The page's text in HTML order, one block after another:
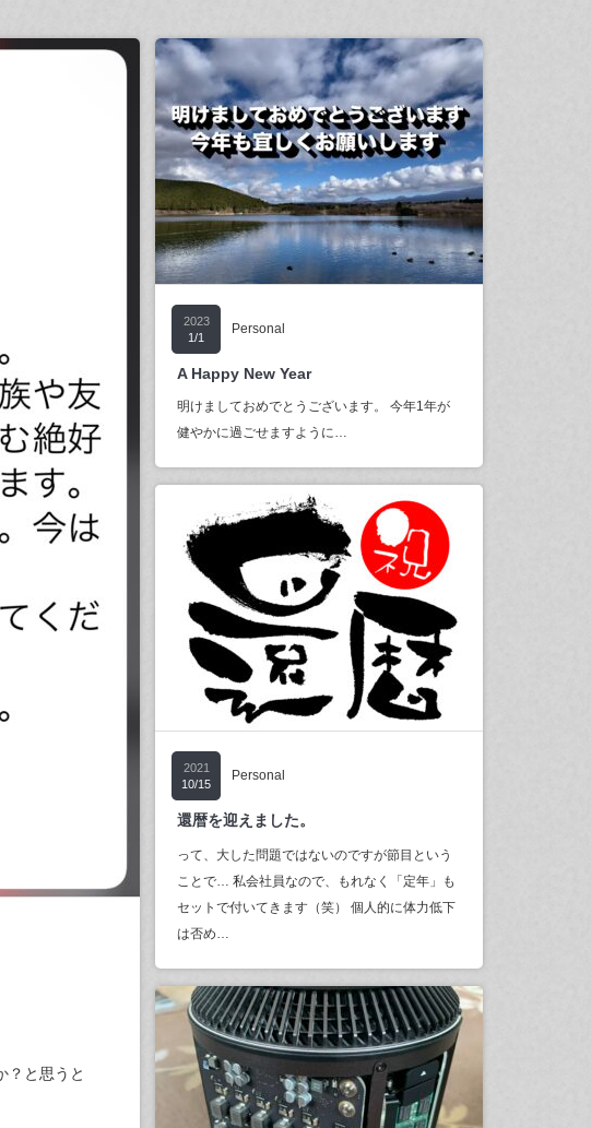
？と思うと
2023
1/1
Personal
A Happy New Year
明けましておめでとうございます。 今年1年が
健やかに過ごせますように…
2021
10/15
Personal
還暦を迎えました。
って、大した問題ではないのですが節目という
ことで… 私会社員なので、もれなく「定年」も
セットで付いてきます（笑） 個人的に体力低下
は否め…